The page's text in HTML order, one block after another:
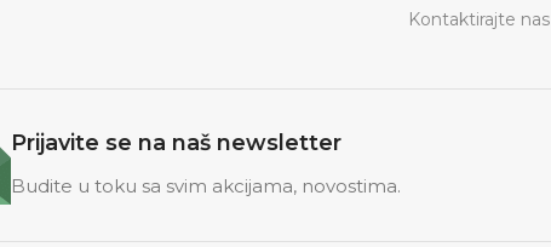
Kontaktirajte nas
Prijavite se na naš newsletter
Budite u toku sa svim akcijama, novostima.